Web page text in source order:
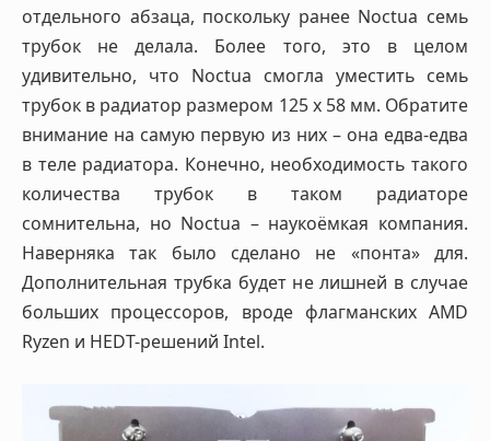
отдельного абзаца, поскольку ранее Noctua семь
трубок не делала. Более того, это в целом
удивительно, что Noctua смогла уместить семь
трубок в радиатор размером 125 х 58 мм. Обратите
внимание на самую первую из них – она едва-едва
в теле радиатора. Конечно, необходимость такого
количества трубок в таком радиаторе
сомнительна, но Noctua – наукоёмкая компания.
Наверняка так было сделано не «понта» для.
Дополнительная трубка будет не лишней в случае
больших процессоров, вроде флагманских AMD
Ryzen и HEDT-решений Intel.